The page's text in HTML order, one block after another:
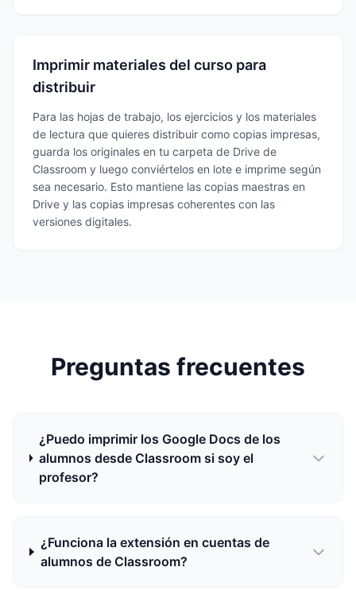
Imprimir materiales del curso para
distribuir
Para las hojas de trabajo, los ejercicios y los materiales
de lectura que quieres distribuir como copias impresas,
guarda los originales en tu carpeta de Drive de
Classroom y luego conviértelos en lote e imprime según
sea necesario. Esto mantiene las copias maestras en
Drive y las copias impresas coherentes con las
versiones digitales.
Preguntas frecuentes
¿Puedo imprimir los Google Docs de los
alumnos desde Classroom si soy el
profesor?
¿Funciona la extensión en cuentas de
alumnos de Classroom?